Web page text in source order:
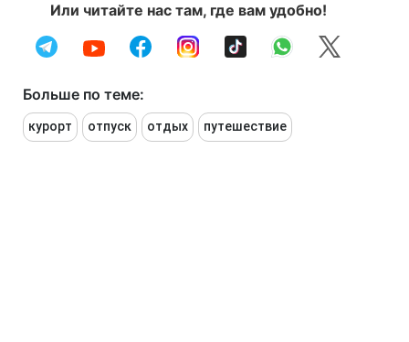
Или читайте нас там, где вам удобно!
Больше по теме:
курорт отпуск отдых путешествие